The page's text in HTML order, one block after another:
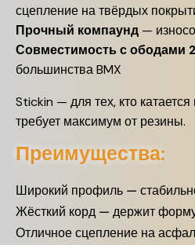
сцепление на твёрдых
Прочный компаунд —
Совместимость с ободами
большинства BMX
Stickin — для тех, кто
требует максимум от резины.
Преимущества:
Широкий профиль —
Жёсткий корд — держит
Отличное сцепление на